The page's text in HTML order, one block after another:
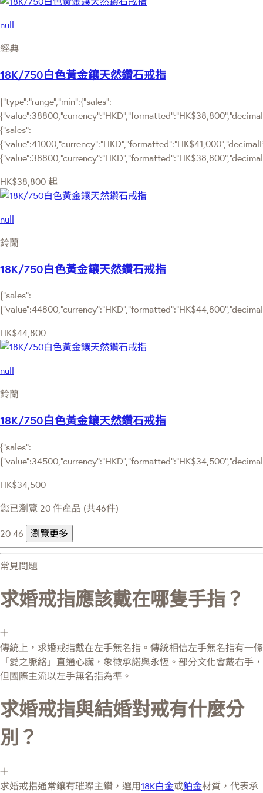
null
經典
18K/750白色黃金鑲天然鑽石戒指
{"type":"range","min":{"sales":
{"sales":
HK$38,800 起
null
鈴蘭
18K/750白色黃金鑲天然鑽石戒指
{"sales":
HK$44,800
null
鈴蘭
18K/750白色黃金鑲天然鑽石戒指
{"sales":
HK$34,500
您已瀏覽 20 件產品 (共46件)
20 46 瀏覽更多
常見問題
求婚戒指應該戴在哪隻手指？
傳統上，求婚戒指戴在左手無名指。傳統相信左手無名指有一條
「愛之脈絡」直通心臟，象徵承諾與永恆。部分文化會戴右手，
但國際主流以左手無名指為準。
求婚戒指與結婚對戒有什麼分
別？
求婚戒指通常鑲有璀璨主鑽，選用18K白金或鉑金材質，代表承